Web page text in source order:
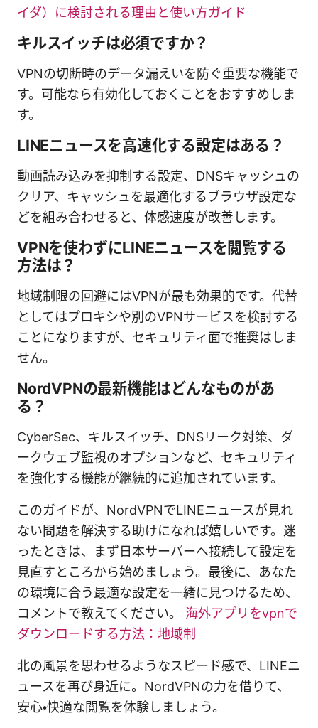
イダ）に検討される理由と使い方ガイド
キルスイッチは必須ですか？
VPNの切断時のデータ漏えいを防ぐ重要な機能で
す。可能なら有効化しておくことをおすすめしま
す。
LINEニュースを高速化する設定はある？
動画読み込みを抑制する設定、DNSキャッシュの
クリア、キャッシュを最適化するブラウザ設定な
どを組み合わせると、体感速度が改善します。
VPNを使わずにLINEニュースを閲覧する
方法は？
地域制限の回避にはVPNが最も効果的です。代替
としてはプロキシや別のVPNサービスを検討する
ことになりますが、セキュリティ面で推奨はしま
せん。
NordVPNの最新機能はどんなものがあ
る？
CyberSec、キルスイッチ、DNSリーク対策、ダ
ークウェブ監視のオプションなど、セキュリティ
を強化する機能が継続的に追加されています。
このガイドが、NordVPNでLINEニュースが見れ
ない問題を解決する助けになれば嬉しいです。迷
ったときは、まず日本サーバーへ接続して設定を
見直すところから始めましょう。最後に、あなた
の環境に合う最適な設定を一緒に見つけるため、
コメントで教えてください。 海外アプリをvpnで
ダウンロードする方法：地域制
北の風景を思わせるようなスピード感で、LINEニ
ュースを再び身近に。NordVPNの力を借りて、
安心・快適な閲覧を体験しましょう。